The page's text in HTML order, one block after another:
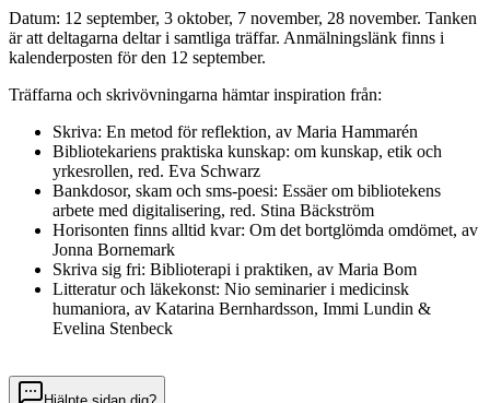
Datum: 12 september, 3 oktober, 7 november, 28 november. Tanken
är att deltagarna deltar i samtliga träffar. Anmälningslänk finns i
kalenderposten för den 12 september.
Träffarna och skrivövningarna hämtar inspiration från:
Skriva: En metod för reflektion, av Maria Hammarén
Bibliotekariens praktiska kunskap: om kunskap, etik och
yrkesrollen, red. Eva Schwarz
Bankdosor, skam och sms-poesi: Essäer om bibliotekens
arbete med digitalisering, red. Stina Bäckström
Horisonten finns alltid kvar: Om det bortglömda omdömet, av
Jonna Bornemark
Skriva sig fri: Biblioterapi i praktiken, av Maria Bom
Litteratur och läkekonst: Nio seminarier i medicinsk
humaniora, av Katarina Bernhardsson, Immi Lundin &
Evelina Stenbeck